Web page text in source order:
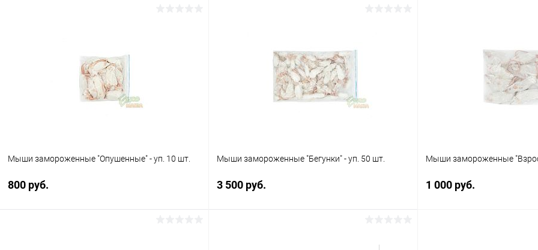
Сравнение Купить в 1 клик Сравнение
В наличии
Купить в 1 клик
Мыши замороженные "Опушенные" - уп. 10 шт.
800 руб.
Мыши замороженные "Бегунки" - уп. 50 шт.
3 500 руб.
Мыши замороженные
1 000 руб.